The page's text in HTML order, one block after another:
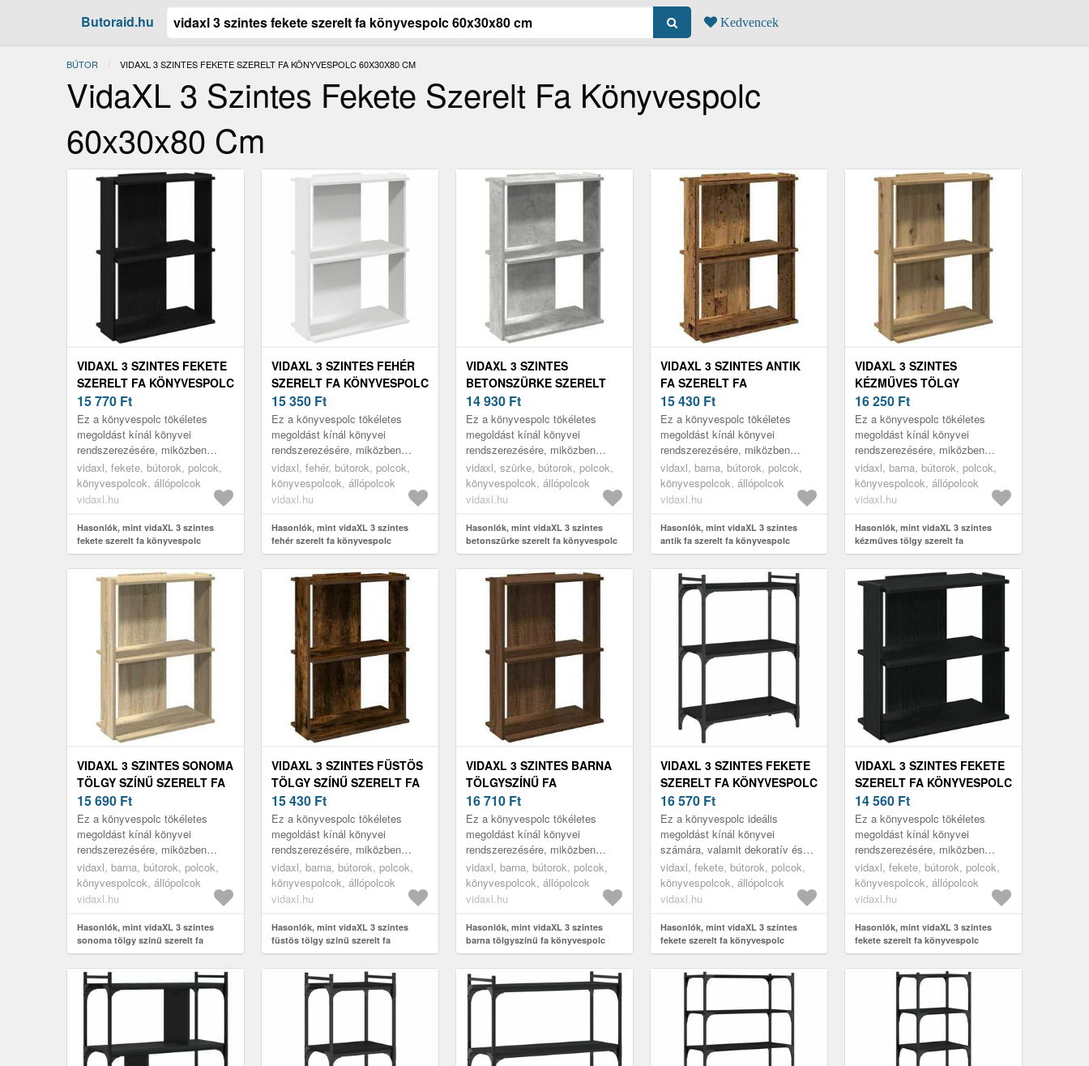
Butoraid.hu Kedvencek
BÚTOR JELENLEGI:
VIDAXL 3 SZINTES FEKETE SZERELT FA KÖNYVESPOLC 60X30X80 CM
VidaXL 3 Szintes Fekete Szerelt Fa Könyvespolc
60x30x80 Cm
VIDAXL 3 SZINTES FEKETE
SZERELT FA KÖNYVESPOLC
60X30X80 CM
15 770 Ft
Ez a könyvespolc tökéletes
megoldást kínál könyvei
rendszerezésére, miközben
stílusos és funkcionális
kiegészítője otthonának.
vidaxl, fekete, bútorok, polcok,
könyvespolcok, állópolcok
vidaxl.hu
Hasonlók, mint vidaXL 3 szintes
fekete szerelt fa könyvespolc
60x30x80 cm
VIDAXL 3 SZINTES FEHÉR
SZERELT FA KÖNYVESPOLC
60X30X80 CM
15 350 Ft
Ez a könyvespolc tökéletes
megoldást kínál könyvei
rendszerezésére, miközben
stílusos és funkcionális
kiegészítője otthonának.
vidaxl, fehér, bútorok, polcok,
könyvespolcok, állópolcok
vidaxl.hu
Hasonlók, mint vidaXL 3 szintes
fehér szerelt fa könyvespolc
60x30x80 cm
VIDAXL 3 SZINTES
BETONSZÜRKE SZERELT
FA KÖNYVESPOLC
60X30X80 CM
14 930 Ft
Ez a könyvespolc tökéletes
megoldást kínál könyvei
rendszerezésére, miközben
stílusos és funkcionális
kiegészítője otthonának.
vidaxl, szürke, bútorok, polcok,
könyvespolcok, állópolcok
vidaxl.hu
Hasonlók, mint vidaXL 3 szintes
betonszürke szerelt fa könyvespolc
60x30x80 cm
VIDAXL 3 SZINTES ANTIK
FA SZERELT FA
KÖNYVESPOLC 60X30X80
CM
15 430 Ft
Ez a könyvespolc tökéletes
megoldást kínál könyvei
rendszerezésére, miközben
stílusos és funkcionális
kiegészítője otthonának.
vidaxl, barna, bútorok, polcok,
könyvespolcok, állópolcok
vidaxl.hu
Hasonlók, mint vidaXL 3 szintes
antik fa szerelt fa könyvespolc
60x30x80 cm
VIDAXL 3 SZINTES
KÉZMŰVES TÖLGY
SZERELT FA KÖNYVESPOLC
60X30X80 CM
16 250 Ft
Ez a könyvespolc tökéletes
megoldást kínál könyvei
rendszerezésére, miközben
stílusos és funkcionális
kiegészítője otthonának.
vidaxl, barna, bútorok, polcok,
könyvespolcok, állópolcok
vidaxl.hu
Hasonlók, mint vidaXL 3 szintes
kézműves tölgy szerelt fa
könyvespolc 60x30x80 cm
VIDAXL 3 SZINTES SONOMA
TÖLGY SZÍNŰ SZERELT FA
KÖNYVESPOLC 60X30X80
CM
15 690 Ft
Ez a könyvespolc tökéletes
megoldást kínál könyvei
rendszerezésére, miközben
stílusos és funkcionális
kiegészítője otthonának.
vidaxl, barna, bútorok, polcok,
könyvespolcok, állópolcok
vidaxl.hu
Hasonlók, mint vidaXL 3 szintes
sonoma tölgy színű szerelt fa
könyvespolc 60x30x80 cm
VIDAXL 3 SZINTES FÜSTÖS
TÖLGY SZÍNŰ SZERELT FA
KÖNYVESPOLC 60X30X80
CM
15 430 Ft
Ez a könyvespolc tökéletes
megoldást kínál könyvei
rendszerezésére, miközben
stílusos és funkcionális
kiegészítője otthonának.
vidaxl, barna, bútorok, polcok,
könyvespolcok, állópolcok
vidaxl.hu
Hasonlók, mint vidaXL 3 szintes
füstös tölgy színű szerelt fa
könyvespolc 60x30x80 cm
VIDAXL 3 SZINTES BARNA
TÖLGYSZÍNŰ FA
KÖNYVESPOLC 60X30X80
CM
16 710 Ft
Ez a könyvespolc tökéletes
megoldást kínál könyvei
rendszerezésére, miközben
stílusos és funkcionális
kiegészítője otthonának.
vidaxl, barna, bútorok, polcok,
könyvespolcok, állópolcok
vidaxl.hu
Hasonlók, mint vidaXL 3 szintes
barna tölgyszínű fa könyvespolc
60x30x80 cm
VIDAXL 3 SZINTES FEKETE
SZERELT FA KÖNYVESPOLC
60X30X86 CM
16 570 Ft
Ez a könyvespolc ideális
megoldást kínál könyvei
számára, valamit dekoratív és
praktikus kiegészítője lesz
otthona lakberendezésének.
vidaxl, fekete, bútorok, polcok,
könyvespolcok, állópolcok
vidaxl.hu
Hasonlók, mint vidaXL 3 szintes
fekete szerelt fa könyvespolc
60x30x86 cm
VIDAXL 3 SZINTES FEKETE
SZERELT FA KÖNYVESPOLC
60X30X60 CM
14 560 Ft
Ez a könyvespolc tökéletes
megoldást kínál könyvei
rendszerezésére, miközben
stílusos és funkcionális
kiegészítője otthonának.
vidaxl, fekete, bútorok, polcok,
könyvespolcok, állópolcok
vidaxl.hu
Hasonlók, mint vidaXL 3 szintes
fekete szerelt fa könyvespolc
60x30x60 cm